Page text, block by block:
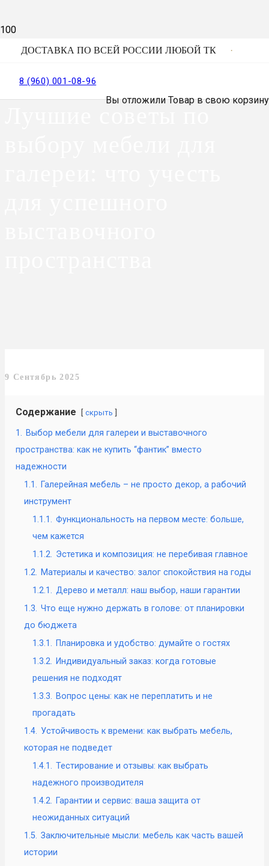
ДОСТАВКА ПО ВСЕЙ РОССИИ ЛЮБОЙ ТК
8 (960) 001-08-96
Вы отложилиТоварв свою
9 Сентябрь 2025
Содержание скрыть
1. Выбор мебели для галереи и выставочного
пространства: как не купить “фантик” вместо
надежности
1.1. Галерейная мебель – не просто декор, а рабочий
инструмент
1.1.1. Функциональность на первом месте: больше,
чем кажется
1.1.2. Эстетика и композиция: не перебивая главное
1.2. Материалы и качество: залог спокойствия на годы
1.2.1. Дерево и металл: наш выбор, наши гарантии
1.3. Что еще нужно держать в голове: от планировки
до бюджета
1.3.1. Планировка и удобство: думайте о гостях
1.3.2. Индивидуальный заказ: когда готовые
решения не подходят
1.3.3. Вопрос цены: как не переплатить и не
прогадать
1.4. Устойчивость к времени: как выбрать мебель,
которая не подведет
1.4.1. Тестирование и отзывы: как выбрать
надежного производителя
1.4.2. Гарантии и сервис: ваша защита от
неожиданных ситуаций
1.5. Заключительные мысли: мебель как часть вашей
истории